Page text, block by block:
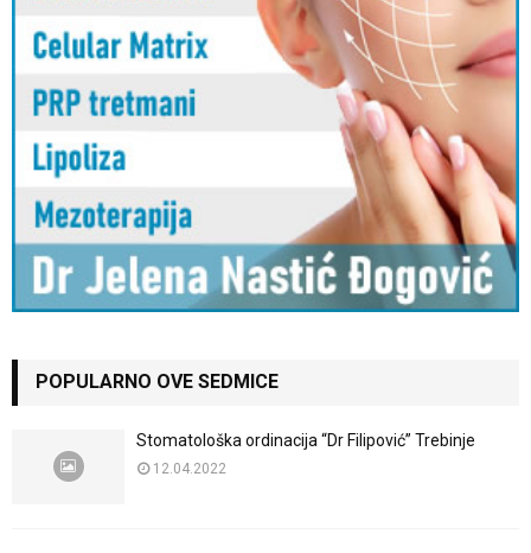
POPULARNO OVE SEDMICE
Stomatološka ordinacija “Dr Filipović” Trebinje
12.04.2022